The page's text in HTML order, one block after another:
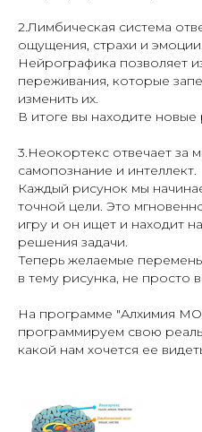
2.Лимбическая система
ощущения, страхи и эмоции.
Нейрографика позволяет
переживания, которые
изменить их.
В итоге вы находите
3.Неокортекс отвечает за
самопознание и интеллект.
Каждый рисунок мы
точной цели. Это
игру и он ищет и находит
решения задачи.
Теперь желаемые
в тему рисунка, не просто
На программе "Алхимия
программируем свою
какой нам хочется ее